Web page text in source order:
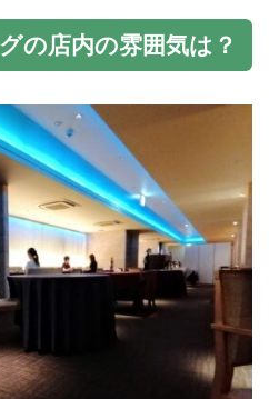
の店内の雰囲気は？